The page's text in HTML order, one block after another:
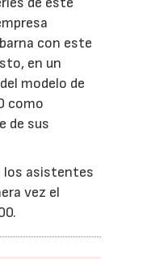
con este
en un
modelo de
como
de sus
los asistentes
vez el